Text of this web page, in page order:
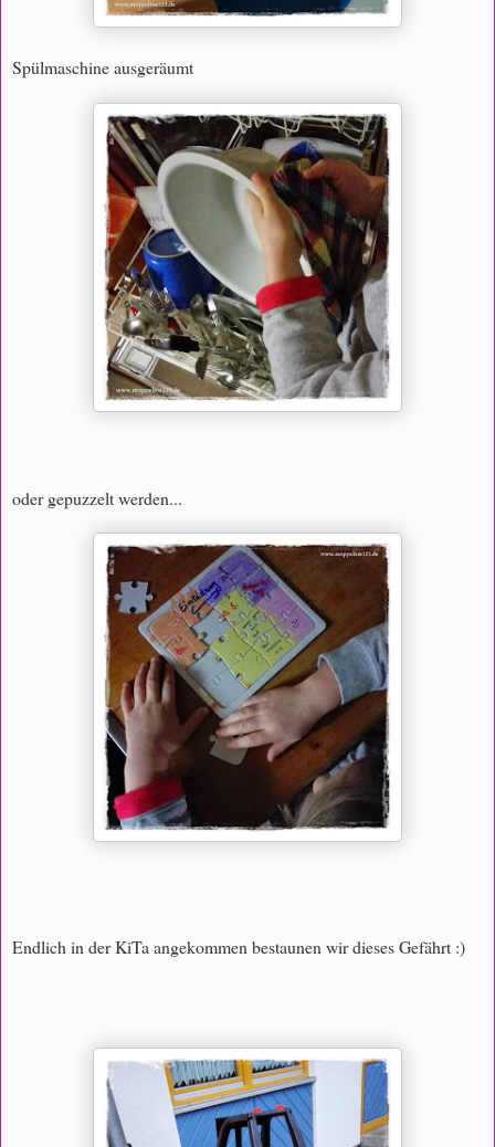
Spülmaschine ausgeräumt
oder gepuzzelt werden...
Endlich in der KiTa angekommen bestaunen wir dieses Gefährt :)